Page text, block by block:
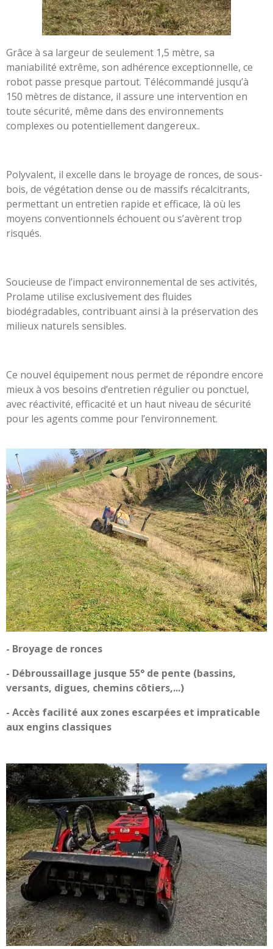
Grâce à sa largeur de seulement 1,5 mètre, sa
maniabilité extrême, son adhérence exceptionnelle, ce
robot passe presque partout. Télécommandé jusqu’à
150 mètres de distance, il assure une intervention en
toute sécurité, même dans des environnements
complexes ou potentiellement dangereux..
Polyvalent, il excelle dans le broyage de ronces, de sous-
bois, de végétation dense ou de massifs récalcitrants,
permettant un entretien rapide et efficace, là où les
moyens conventionnels échouent ou s’avèrent trop
risqués.
Soucieuse de l’impact environnemental de ses activités,
Prolame utilise exclusivement des fluides
biodégradables, contribuant ainsi à la préservation des
milieux naturels sensibles.
Ce nouvel équipement nous permet de répondre encore
mieux à vos besoins d’entretien régulier ou ponctuel,
avec réactivité, efficacité et un haut niveau de sécurité
pour les agents comme pour l’environnement.
- Broyage de ronces
- Débroussaillage jusque 55° de pente (bassins,
versants, digues, chemins côtiers,...)
- Accès facilité aux zones escarpées et impraticable
aux engins classiques